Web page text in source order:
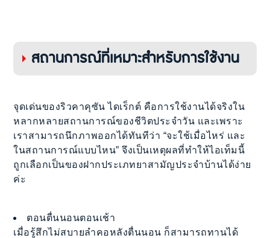
สถานการณ์ที่เหมาะสำหรับการใช้งาน
จุดเด่นของริวคาคุซัน ไดเร็กต์ คือการใช้งานได้จริงใน
หลากหลายสถานการณ์ของชีวิตประจำวัน และเพราะ
เราสามารถนึกภาพออกได้ทันทีว่า “จะใช้เมื่อไหร่ และ
ในสถานการณ์แบบไหน” จึงเป็นเหตุผลที่ทำให้ไอเท็มนี้
ถูกเลือกเป็นของฝากประเภทยาสามัญประจำบ้านได้ง่าย
ค่ะ
ตอนตื่นนอนตอนเช้า
เมื่อรู้สึกไม่สบายลำคอหลังตื่นนอน ก็สามารถทานได้